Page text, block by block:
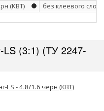
(КВТ) без клеевого слоя
LS (3:1) (ТУ 2247-
LS - 4.8/1.6 черн (КВТ)